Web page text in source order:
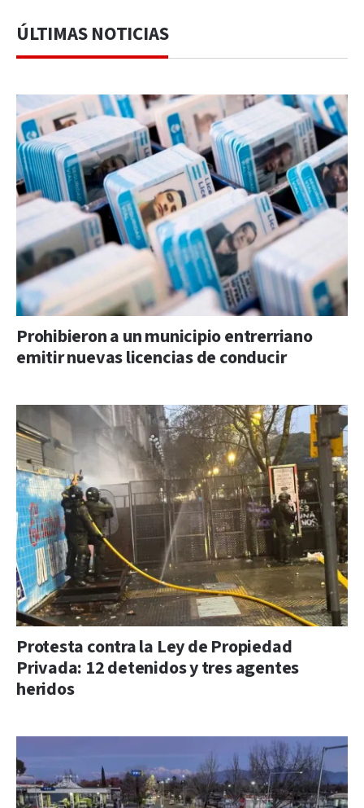
ÚLTIMAS NOTICIAS
Prohibieron a un municipio entrerriano
emitir nuevas licencias de conducir
Protesta contra la Ley de Propiedad
Privada: 12 detenidos y tres agentes
heridos